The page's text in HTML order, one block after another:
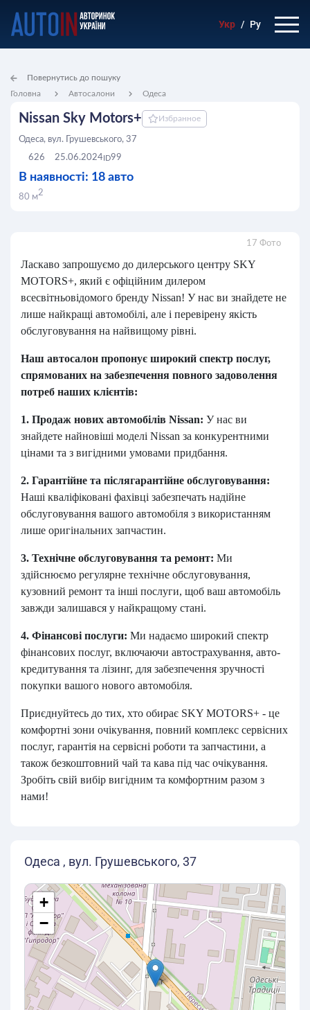
Укр / Ру
Головна Автосалони Одеса
Повернутись до пошуку
Nissan Sky Motors+ Избранное
В наявності: 18 авто
Одеса, вул. Грушевського, 37
626
25.06.2024 ID99
80 м2
17 Фото
Ласкаво запрошуємо до дилерського центру SKY
MOTORS+, який є офіційним дилером
всесвітньовідомого бренду Nissan! У нас ви знайдете не
лише найкращі автомобілі, але і перевірену якість
обслуговування на найвищому рівні.
Наш автосалон пропонує широкий спектр послуг,
спрямованих на забезпечення повного задоволення
потреб наших клієнтів:
1. Продаж нових автомобілів Nissan: У нас ви
знайдете найновіші моделі Nissan за конкурентними
цінами та з вигідними умовами придбання.
2. Гарантійне та післягарантійне обслуговування:
Наші кваліфіковані фахівці забезпечать надійне
обслуговування вашого автомобіля з використанням
лише оригінальних запчастин.
3. Технічне обслуговування та ремонт: Ми
здійснюємо регулярне технічне обслуговування,
кузовний ремонт та інші послуги, щоб ваш автомобіль
завжди залишався у найкращому стані.
4. Фінансові послуги: Ми надаємо широкий спектр
фінансових послуг, включаючи автострахування, авто-
кредитування та лізинг, для забезпечення зручності
покупки вашого нового автомобіля.
Приєднуйтесь до тих, хто обирає SKY MOTORS+ - це
комфортні зони очікування, повний комплекс сервісних
послуг, гарантія на сервісні роботи та запчастини, а
також безкоштовний чай та кава під час очікування.
Зробіть свій вибір вигідним та комфортним разом з
нами!
Одеса , вул. Грушевського, 37
+
−